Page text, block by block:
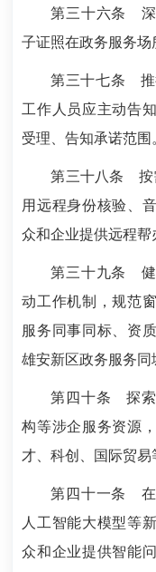
第三十六条
子证照在政务服务场
第三十七条 推
工作人员应主动告
受理、告知承诺范围
第三十八条 按
用远程身份核验、
众和企业提供远程帮
第三十九条
健
动工作机制，规范
服务同事同标、资
雄安新区政务服务同
第四十条 探索
构等涉企服务资源
才、科创、国际贸易
第四十一条
人工智能大模型等
众和企业提供智能